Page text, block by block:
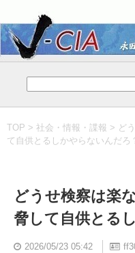
TOP > 社会・情報・諜報 > ど
て自供とるしかやらないんだろ
どうせ検察は楽
脅して自供とる
2026/05/23 05:42